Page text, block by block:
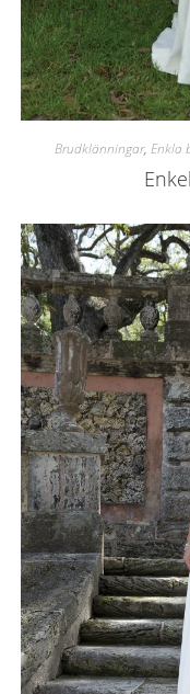
Brudklänningar, Enkla